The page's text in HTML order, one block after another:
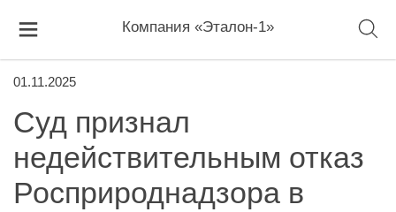
Компания «Эталон-1»
01.11.2025
Суд признал
недействительным отказ
Росприроднадзора в